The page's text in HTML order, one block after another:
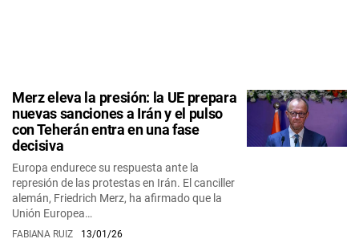
Merz eleva la presión: la UE prepara
nuevas sanciones a Irán y el pulso
con Teherán entra en una fase
decisiva
Europa endurece su respuesta ante la
represión de las protestas en Irán. El canciller
alemán, Friedrich Merz, ha afirmado que la
Unión Europea…
FABIANA RUIZ 13/01/26